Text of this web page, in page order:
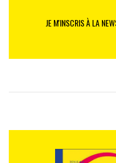
JE M'INSCRIS À LA